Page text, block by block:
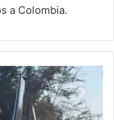
a Colombia.